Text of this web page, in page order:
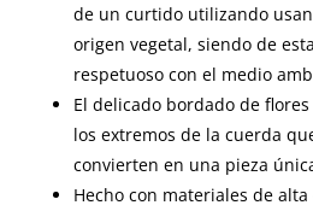
de un curtido utilizando
origen vegetal, siendo de
respetuoso con el medio
El delicado bordado de
los extremos de la cuerda
convierten en una pieza
Hecho con materiales de